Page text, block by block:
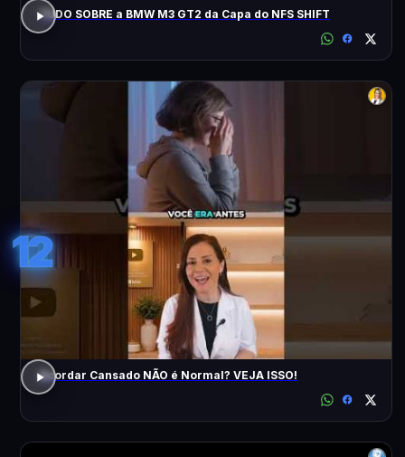
TUDO SOBRE a BMW M3 GT2 da Capa do NFS SHIFT
12
Acordar Cansado NÃO é Normal? VEJA ISSO!